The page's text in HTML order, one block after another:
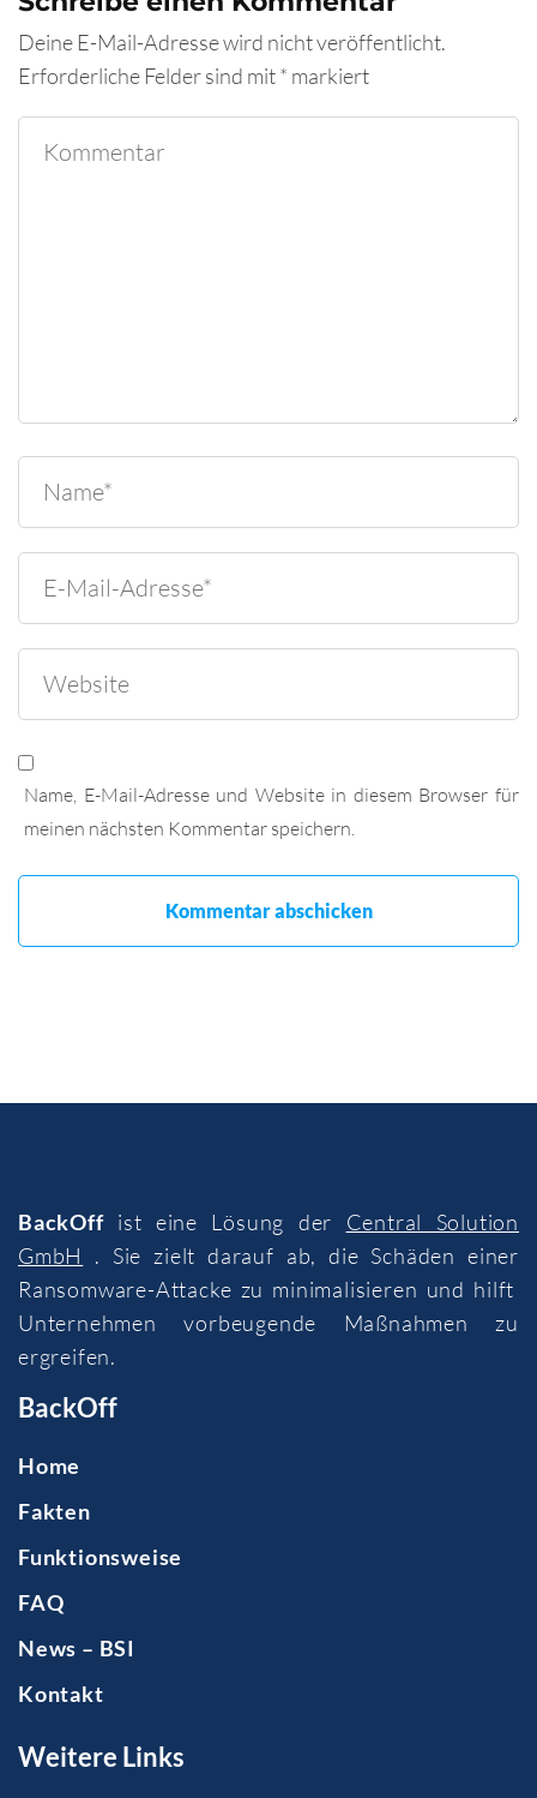
Deine E-Mail-Adresse wird nicht veröffentlicht.
Erforderliche Felder sind mit* markiert
Name, E-Mail-Adresse und Website in diesem Browser für
meinen nächsten Kommentar speichern.
BackOffist eine Lösung der Central Solution
GmbH
. Sie zielt darauf ab, die Schäden einer
Ransomware-Attacke zu minimalisieren und hilft
Unternehmen vorbeugende Maßnahmen zu
ergreifen.
BackOff
Home
Fakten
Funktionsweise
FAQ
News – BSI
Kontakt
Weitere Links